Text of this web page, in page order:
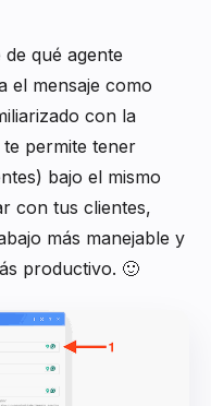
qué agente
el mensaje como
con la
permite tener
bajo el mismo
con tus clientes,
más manejable y
productivo. 🙂